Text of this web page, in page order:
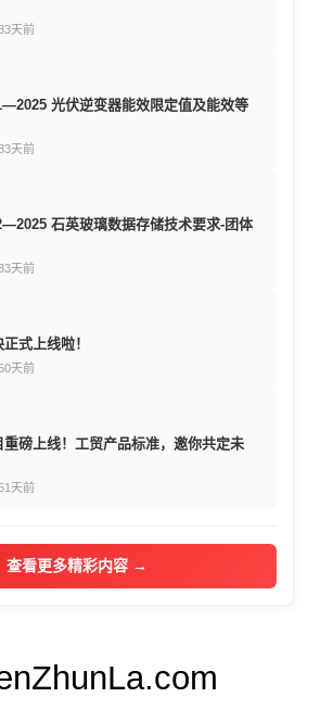
天前
光伏逆变器能效限定值及能效等
天前
石英玻璃数据存储技术要求-团体
天前
式上线啦！
天前
重磅上线！工贸产品标准，邀你共定未
天前
查看更多精彩内容 →